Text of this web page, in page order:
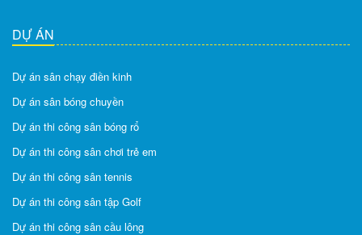
DỰ ÁN
Dự án sân chạy điền kinh
Dự án sân bóng chuyền
Dự án thi công sân bóng rổ
Dự án thi công sân chơi trẻ em
Dự án thi công sân tennis
Dự án thi công sân tập Golf
Dự án thi công sân cầu lông